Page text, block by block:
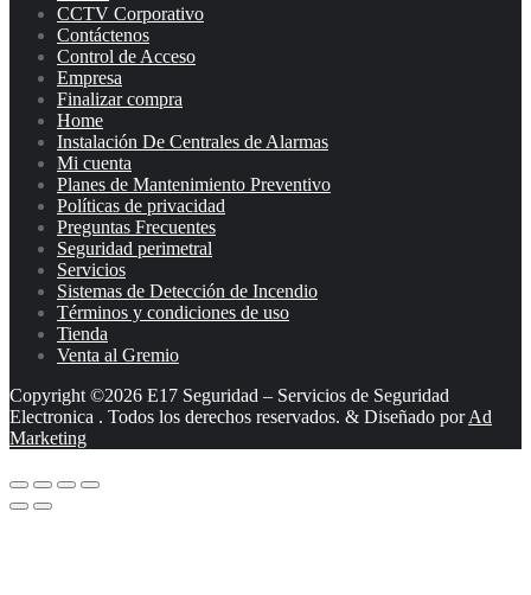
CCTV Corporativo
Contáctenos
Control de Acceso
Empresa
Finalizar compra
Home
Instalación De Centrales de Alarmas
Mi cuenta
Planes de Mantenimiento Preventivo
Políticas de privacidad
Preguntas Frecuentes
Seguridad perimetral
Servicios
Sistemas de Detección de Incendio
Términos y condiciones de uso
Tienda
Venta al Gremio
Copyright ©2026 E17 Seguridad – Servicios de Seguridad
Electronica . Todos los derechos reservados. & Diseñado porAd
Marketing